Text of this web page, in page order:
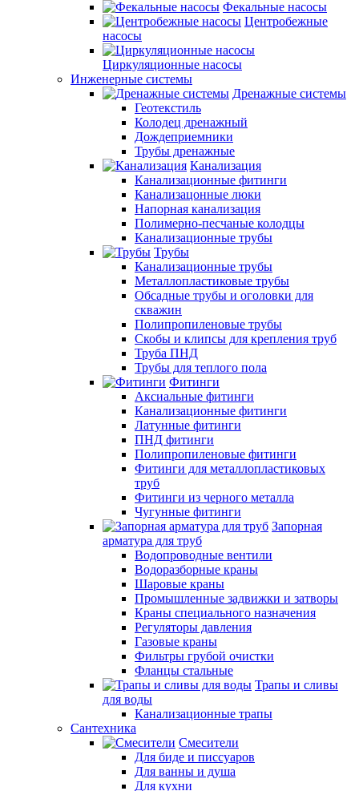
Фекальные насосы
Центробежные
насосы
Циркуляционные насосы
Инженерные системы
Дренажные системы
Геотекстиль
Колодец дренажный
Дождеприемники
Трубы дренажные
Канализация
Канализационные фитинги
Канализацонные люки
Напорная канализация
Полимерно-песчаные колодцы
Канализационные трубы
Трубы
Канализационные трубы
Металлопластиковые трубы
Обсадные трубы и оголовки для
скважин
Полипропиленовые трубы
Скобы и клипсы для крепления труб
Труба ПНД
Трубы для теплого пола
Фитинги
Аксиальные фитинги
Канализационные фитинги
Латунные фитинги
ПНД фитинги
Полипропиленовые фитинги
Фитинги для металлопластиковых
труб
Фитинги из черного металла
Чугунные фитинги
Запорная
арматура для труб
Водопроводные вентили
Водоразборные краны
Шаровые краны
Промышленные задвижки и затворы
Краны специального назначения
Регуляторы давления
Газовые краны
Фильтры грубой очистки
Фланцы стальные
Трапы и сливы
для воды
Канализационные трапы
Сантехника
Смесители
Для биде и писсуаров
Для ванны и душа
Для кухни